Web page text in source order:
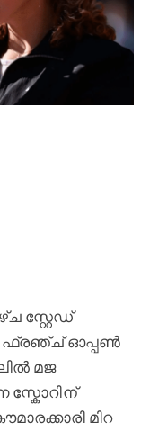
സ്റ്റേഡ്
ഫ്രഞ്ച് ഓപ്പൺ
മജ
സ്കോറിന്
മിറ